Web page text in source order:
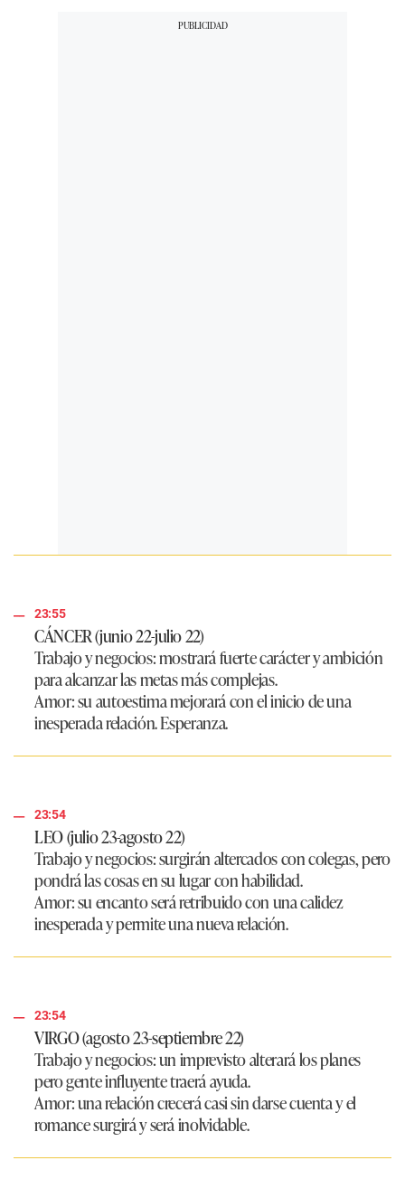
23:55
CÁNCER (junio 22-julio 22)
Trabajo y negocios:mostrará fuerte carácter y ambición
para alcanzar las metas más complejas.
Amor:su autoestima mejorará con el inicio de una
inesperada relación. Esperanza.
23:54
LEO (julio 23-agosto 22)
Trabajo y negocios:surgirán altercados con colegas, pero
pondrá las cosas en su lugar con habilidad.
Amor:su encanto será retribuido con una calidez
inesperada y permite una nueva relación.
23:54
VIRGO (agosto 23-septiembre 22)
Trabajo y negocios:un imprevisto alterará los planes
pero gente influyente traerá ayuda.
Amor:una relación crecerá casi sin darse cuenta y el
romance surgirá y será inolvidable.